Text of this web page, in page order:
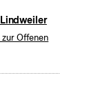
Offenen